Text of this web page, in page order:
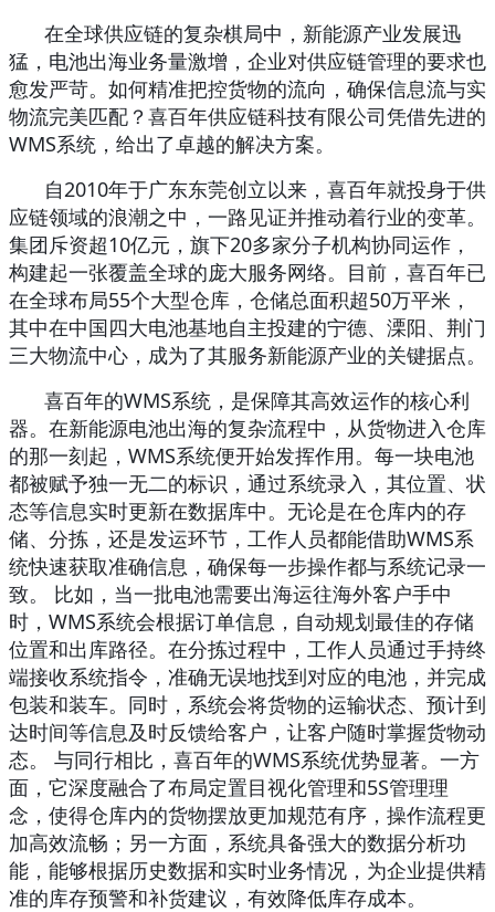
在全球供应链的复杂棋局中，新能源产业发展迅
猛，电池出海业务量激增，企业对供应链管理的要求也
愈发严苛。如何精准把控货物的流向，确保信息流与实
物流完美匹配？喜百年供应链科技有限公司凭借先进的
WMS系统，给出了卓越的解决方案。
自2010年于广东东莞创立以来，喜百年就投身于供
应链领域的浪潮之中，一路见证并推动着行业的变革。
集团斥资超10亿元，旗下20多家分子机构协同运作，
构建起一张覆盖全球的庞大服务网络。目前，喜百年已
在全球布局55个大型仓库，仓储总面积超50万平米，
其中在中国四大电池基地自主投建的宁德、溧阳、荆门
三大物流中心，成为了其服务新能源产业的关键据点。
喜百年的WMS系统，是保障其高效运作的核心利
器。在新能源电池出海的复杂流程中，从货物进入仓库
的那一刻起，WMS系统便开始发挥作用。每一块电池
都被赋予独一无二的标识，通过系统录入，其位置、状
态等信息实时更新在数据库中。无论是在仓库内的存
储、分拣，还是发运环节，工作人员都能借助WMS系
统快速获取准确信息，确保每一步操作都与系统记录一
致。 比如，当一批电池需要出海运往海外客户手中
时，WMS系统会根据订单信息，自动规划最佳的存储
位置和出库路径。在分拣过程中，工作人员通过手持终
端接收系统指令，准确无误地找到对应的电池，并完成
包装和装车。同时，系统会将货物的运输状态、预计到
达时间等信息及时反馈给客户，让客户随时掌握货物动
态。 与同行相比，喜百年的WMS系统优势显著。一方
面，它深度融合了布局定置目视化管理和5S管理理
念，使得仓库内的货物摆放更加规范有序，操作流程更
加高效流畅；另一方面，系统具备强大的数据分析功
能，能够根据历史数据和实时业务情况，为企业提供精
准的库存预警和补货建议，有效降低库存成本。